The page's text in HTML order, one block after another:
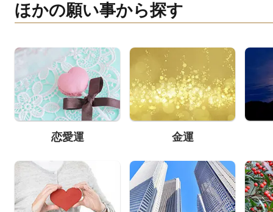
ほかの願い事から探す
恋愛運 金運